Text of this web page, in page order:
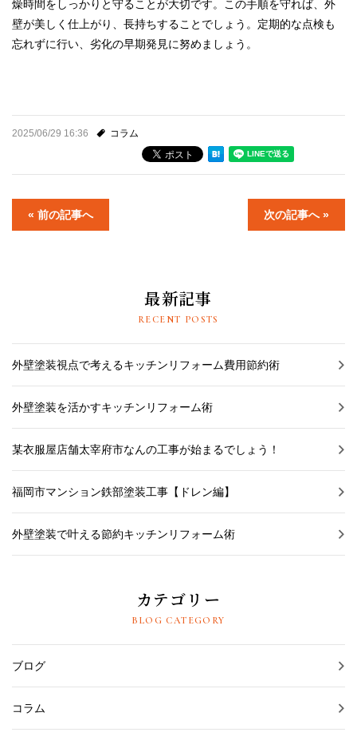
燥時間をしっかりと守ることが大切です。この手順を守れば、外
壁が美しく仕上がり、長持ちすることでしょう。定期的な点検も
忘れずに行い、劣化の早期発見に努めましょう。
2025/06/29 16:36 コラム
« 前の記事へ 次の記事へ »
最新記事
RECENT POSTS
外壁塗装視点で考えるキッチンリフォーム費用節約術
外壁塗装を活かすキッチンリフォーム術
某衣服屋店舗太宰府市なんの工事が始まるでしょう！
福岡市マンション鉄部塗装工事【ドレン編】
外壁塗装で叶える節約キッチンリフォーム術
カテゴリー
BLOG CATEGORY
ブログ
コラム